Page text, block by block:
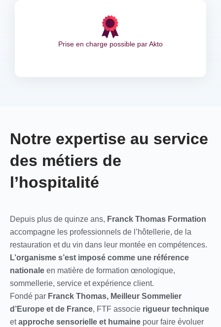
Prise en charge possible par Akto
Notre expertise au service
des métiers de
l’hospitalité
Depuis plus de quinze ans, Franck Thomas Formation
accompagne les professionnels de l’hôtellerie, de la
restauration et du vin dans leur montée en compétences.
L’organisme s’est imposé comme une référence
nationale en matière de formation œnologique,
sommellerie, service et expérience client.
Fondé par Franck Thomas, Meilleur Sommelier
d’Europe et de France, FTF associe rigueur technique
etapproche sensorielle et humaine pour faire évoluer